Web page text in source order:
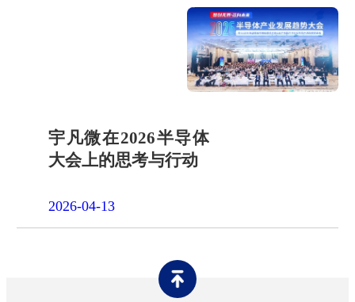
宇凡微在2026半导体
大会上的思考与行动
2026-04-13